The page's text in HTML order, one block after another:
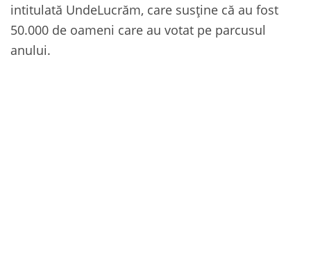
intitulată UndeLucrăm, care susține că au fost
50.000 de oameni care au votat pe parcusul
anului.